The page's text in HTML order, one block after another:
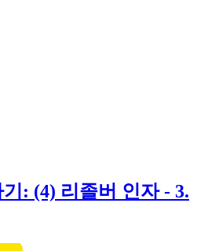
: (4) 리졸버 인자 - 3.